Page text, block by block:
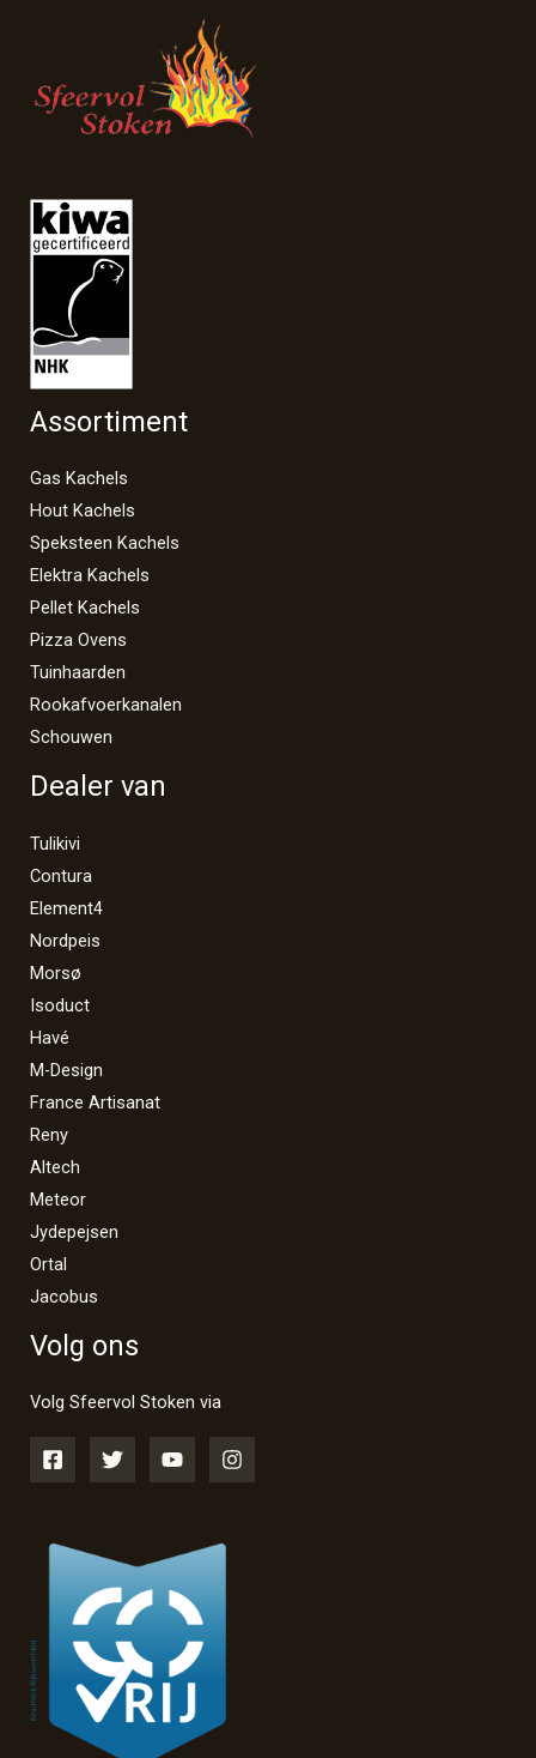
Assortiment
Gas Kachels
Hout Kachels
Speksteen Kachels
Elektra Kachels
Pellet Kachels
Pizza Ovens
Tuinhaarden
Rookafvoerkanalen
Schouwen
Dealer van
Tulikivi
Contura
Element4
Nordpeis
Morsø
Isoduct
Havé
M-Design
France Artisanat
Reny
Altech
Meteor
Jydepejsen
Ortal
Jacobus
Volg ons
Volg Sfeervol Stoken via